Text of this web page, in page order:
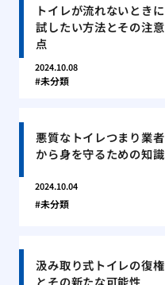
トイレが流れないときに
試したい方法とその注意
点
2024.10.08
未分類
悪質なトイレつまり業者
から身を守るための知識
2024.10.04
未分類
汲み取り式トイレの復権
とその新たな可能性